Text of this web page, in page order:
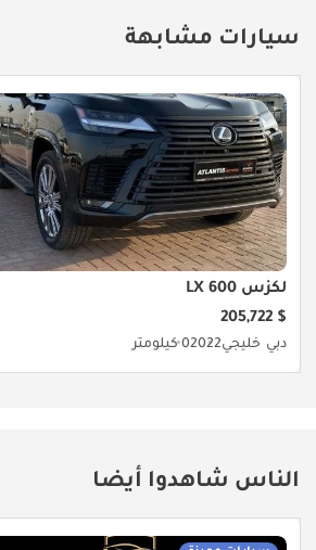
سيارات مشابهة
لكزس LX 600
$ 205,722
دبي خليجي20220 كيلومتر
الناس شاهدوا أيضا